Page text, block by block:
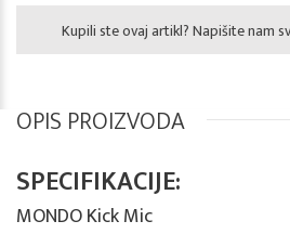
Kupili ste ovaj artikl? Napišite nam
OPIS PROIZVODA
SPECIFIKACIJE:
MONDO Kick Mic